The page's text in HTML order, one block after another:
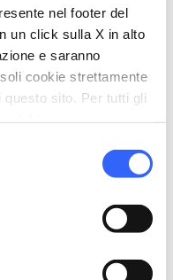
nel footer del
un click sulla X in alto
e saranno
cookie strettamente
sito. Per tutti gli
2,